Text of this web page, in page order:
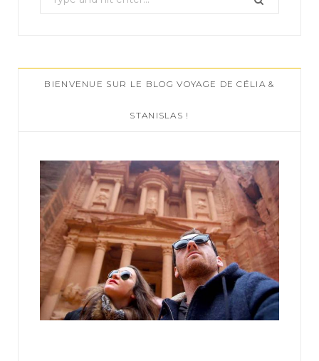
e
c
h
:
BIENVENUE SUR LE BLOG VOYAGE DE CÉLIA &
STANISLAS !